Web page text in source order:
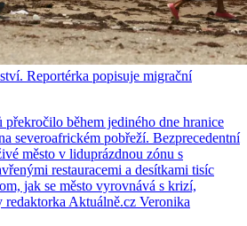
Reportérka popisuje migrační
během jediného dne hranice
severoafrickém pobřeží. Bezprecedentní
město v liduprázdnou zónu s
restauracemi a desítkami tisíc
jak se město vyrovnává s krizí,
Aktuálně.cz Veronika